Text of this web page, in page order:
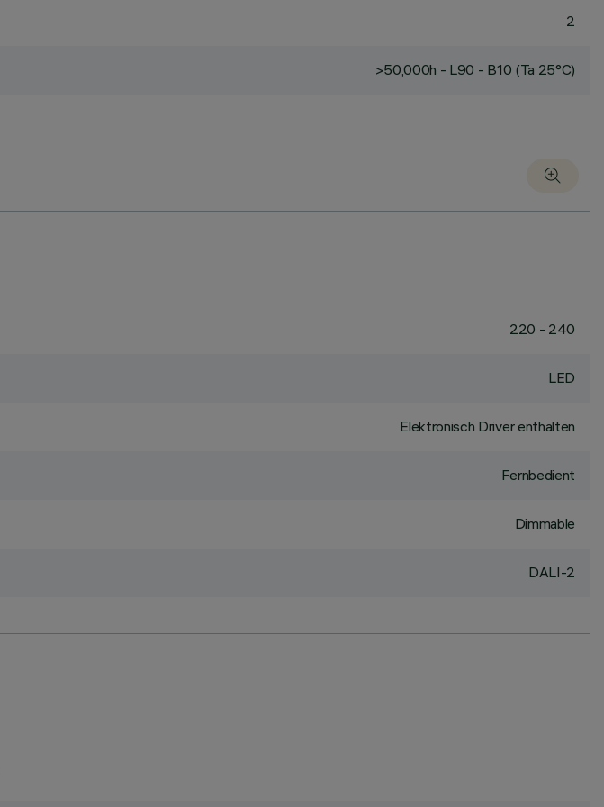
2
>50,000h - L90 - B10 (Ta 25°C)
220 - 240
LED
Elektronisch Driver enthalten
Fernbedient
Dimmable
DALI-2